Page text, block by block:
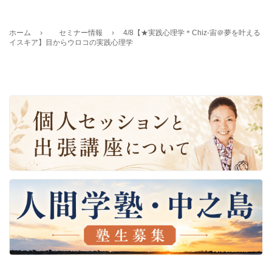
ホーム › セミナー情報 › 4/8【★実践心理学＊Chiz-宙＠夢を叶える
イスキア】目からウロコの実践心理学